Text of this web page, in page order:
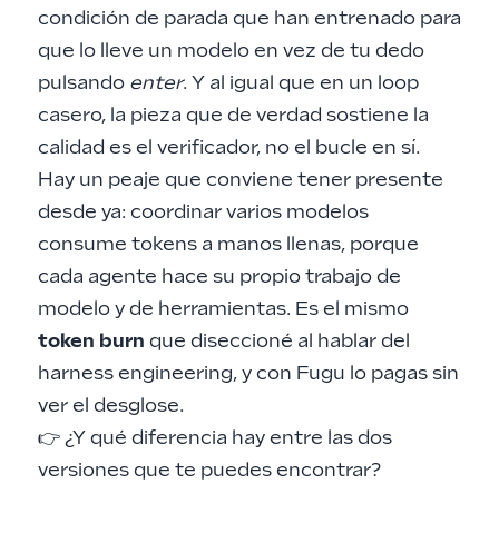
condición de parada que han entrenado para
que lo lleve un modelo en vez de tu dedo
pulsando enter. Y al igual que en un loop
casero, la pieza que de verdad sostiene la
calidad es el verificador, no el bucle en sí.
Hay un peaje que conviene tener presente
desde ya: coordinar varios modelos
consume tokens a manos llenas, porque
cada agente hace su propio trabajo de
modelo y de herramientas. Es el mismo
token burn que diseccioné al hablar del
harness engineering, y con Fugu lo pagas sin
ver el desglose.
👉 ¿Y qué diferencia hay entre las dos
versiones que te puedes encontrar?